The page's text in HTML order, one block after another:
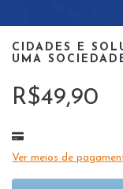
CIDADES E
UMA
R$49,90
Ver meios de